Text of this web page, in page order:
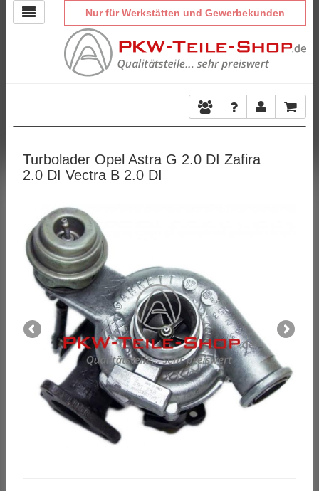
Nur für Werkstätten und Gewerbekunden
Turbolader Opel Astra G 2.0 DI Zafira
2.0 DI Vectra B 2.0 DI